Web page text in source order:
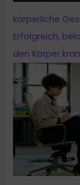
körperliche
Erfolgreich,
den Körper